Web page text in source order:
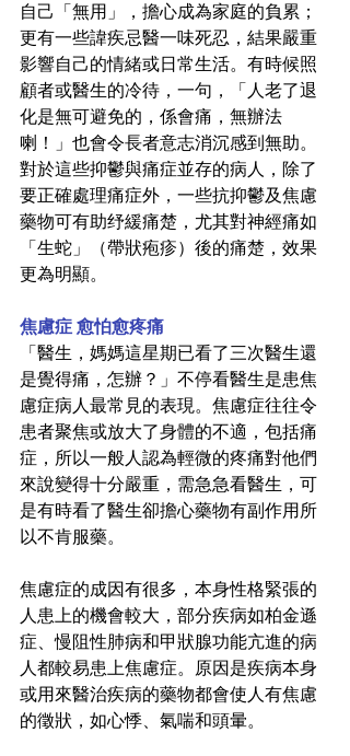
自己「無用」，擔心成為家庭的負累；
更有一些諱疾忌醫一味死忍，結果嚴重
影響自己的情緒或日常生活。有時候照
顧者或醫生的冷待，一句，「人老了退
化是無可避免的，係會痛，無辦法
喇！」也會令長者意志消沉感到無助。
對於這些抑鬱與痛症並存的病人，除了
要正確處理痛症外，一些抗抑鬱及焦慮
藥物可有助纾緩痛楚，尤其對神經痛如
「生蛇」（帶狀疱疹）後的痛楚，效果
更為明顯。
焦慮症 愈怕愈疼痛
「醫生，媽媽這星期已看了三次醫生還
是覺得痛，怎辦？」不停看醫生是患焦
慮症病人最常見的表現。焦慮症往往令
患者聚焦或放大了身體的不適，包括痛
症，所以一般人認為輕微的疼痛對他們
來說變得十分嚴重，需急急看醫生，可
是有時看了醫生卻擔心藥物有副作用所
以不肯服藥。
焦慮症的成因有很多，本身性格緊張的
人患上的機會較大，部分疾病如柏金遜
症、慢阻性肺病和甲狀腺功能亢進的病
人都較易患上焦慮症。原因是疾病本身
或用來醫治疾病的藥物都會使人有焦慮
的徵狀，如心悸、氣喘和頭暈。